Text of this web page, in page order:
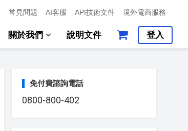
常見問題 AI客服 API技術文件 境外電商服務
關於我們 說明文件 登入
免付費諮詢電話
0800-800-402